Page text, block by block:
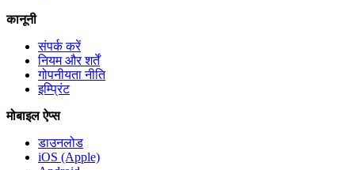
कानूनी
संपर्क करें
नियम और शर्तें
गोपनीयता नीति
इम्प्रिंट
मोबाइल ऐप्स
डाउनलोड
iOS (Apple)